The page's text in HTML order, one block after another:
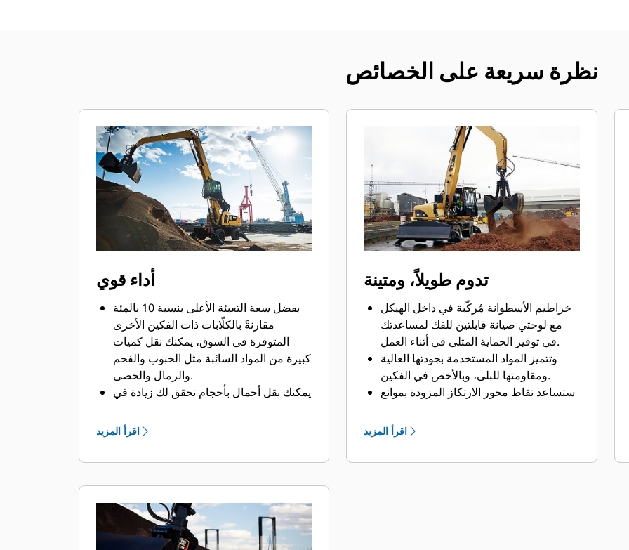
نظرة سريعة على الخصائص
أداء قوي
بفضل سعة التعبئة الأعلى بنسبة 10 بالمئة
مقارنةً بالكلّابات ذات الفكين الأخرى
المتوفرة في السوق، يمكنك نقل كميات
كبيرة من المواد السائبة مثل الحبوب والفحم
والرمال والحصى.
يمكنك نقل أحمال بأحجام تحقق لك زيادة في
تساعدك قوة الغلق الكبيرة لفكي الكلّاب
ووقت الفتح والغلق السريع في تقليل وقت
محدد موضع الملحقات PL161 من Cat هو
جهاز Bluetooth يساعدك في العثور على
ملحقاتك بسرعة وسهولة. ويقوم قارئ
اقرأ المزيد
تدوم طويلاً، ومتينة
خراطيم الأسطوانة مُركّبة في داخل الهيكل
مع لوحتي صيانة قابلتين للفك لمساعدتك
في توفير الحماية المثلى في أثناء العمل.
وتتميز المواد المستخدمة بجودتها العالية
ومقاومتها للبلى، وبالأخص في الفكين.
ستساعد نقاط محور الارتكاز المزودة بموانع
توجد أسطوانتان بجودة عالية مزودتان
بمصدات لتلطيف الصدمات الناتجة عن
اقرأ المزيد